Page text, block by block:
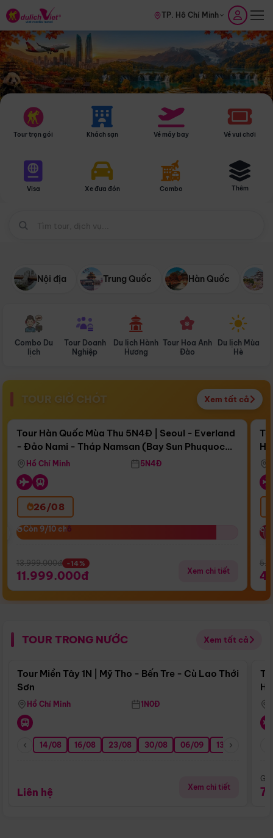
TP. Hồ Chí Minh
Tour trọn gói Khách sạn Vé máy bay Vé vui chơi
Visa Xe đưa đón Combo Thêm
Nội địa Trung Quốc Hàn Quốc
Combo Du
lịch
Tour Doanh
Nghiệp
Du lịch Hành
Hương
Tour Hoa Anh
Đào
Du lịch Mùa
Hè
TOUR GIỜ CHÓT Xem tất cả
Còn17 ngày 12:25:50
Bay Sun Phuquoc Airways
Điểm nổi bật
Tour Hàn Quốc Mùa Thu 5N4Đ | Seoul - Everland
- Đảo Nami - Tháp Namsan (Bay Sun Phuquoc
Airways)
Hồ Chí Minh 5N4Đ
26/08
Còn 9/10 chỗ
Còn 9/10 chỗ
13.999.000đ -14%
11.999.000đ Xem chi tiết
TOUR TRONG NƯỚC Xem tất cả
Điểm nổi bật
Tour Miền Tây 1N | Mỹ Tho - Bến Tre - Cù Lao Thới
Sơn
Hồ Chí Minh 1N0Đ
14/08 16/08 23/08 30/08 06/09 13/09
Liên hệ Xem chi tiết